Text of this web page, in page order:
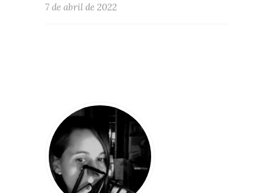
7 de abril de 2022